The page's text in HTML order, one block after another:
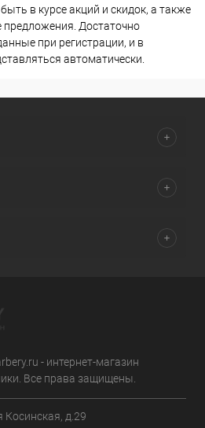
в курсе акций и скидок, а также
Достаточно
при регистрации, и в
автоматически.
- интернет-магазин
Все права защищены.
д.29